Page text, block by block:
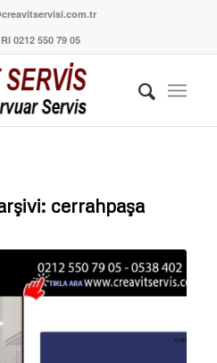
0212 550 79 05
cerrahpaşa